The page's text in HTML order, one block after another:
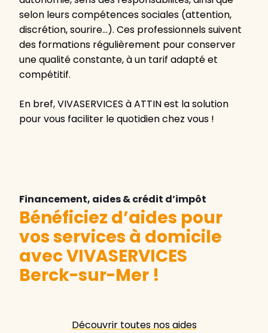
selon leurs compétences sociales (attention,
discrétion, sourire…). Ces professionnels suivent
des formations régulièrement pour conserver
une qualité constante, à un tarif adapté et
compétitif.
En bref, VIVASERVICES à ATTIN est la solution
pour vous faciliter le quotidien chez vous !
Financement, aides & crédit d’impôt
Bénéficiez d’aides pour
vos services à domicile
avec VIVASERVICES
Berck-sur-Mer !
Découvrir toutes nos aides